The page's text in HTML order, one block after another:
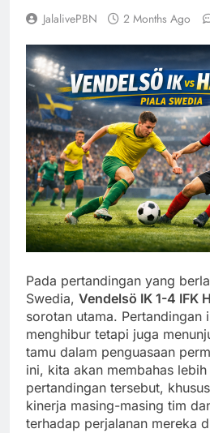
JalalivePBN 2 Months Ago
Pada pertandingan yang
Swedia, Vendelsö IK 1-4 IFK
sorotan utama. Pertandingan
menghibur tetapi juga
tamu dalam penguasaan
ini, kita akan membahas
pertandingan tersebut,
kinerja masing-masing tim
terhadap perjalanan mereka